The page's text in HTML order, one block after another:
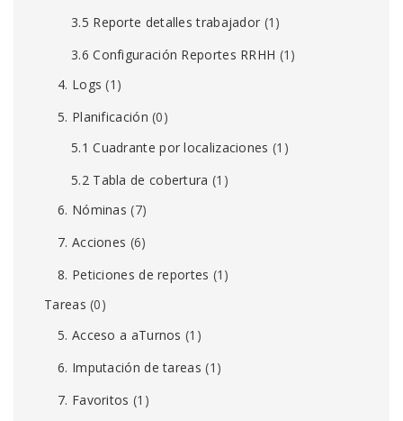
3.5 Reporte detalles trabajador (1)
3.6 Configuración Reportes RRHH (1)
4. Logs (1)
5. Planificación (0)
5.1 Cuadrante por localizaciones (1)
5.2 Tabla de cobertura (1)
6. Nóminas (7)
7. Acciones (6)
8. Peticiones de reportes (1)
Tareas (0)
5. Acceso a aTurnos (1)
6. Imputación de tareas (1)
7. Favoritos (1)